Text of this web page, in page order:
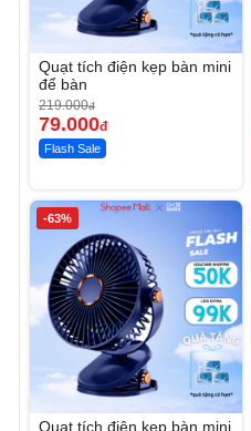
Quạt tích điện kẹp bàn mini
để bàn
219.000đ
79.000đ
Flash Sale
-63%
Quạt tích điện kẹp bàn mini